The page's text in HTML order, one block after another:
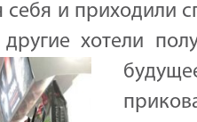
и приходили
другие хотели